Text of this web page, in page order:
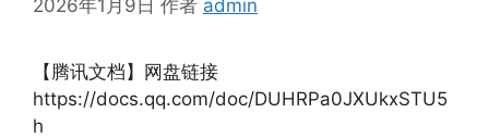
2026年1月9日 作者 admin
【腾讯文档】网盘链接
https://docs.qq.com/doc/DUHRPa0JXUkxSTU5
h